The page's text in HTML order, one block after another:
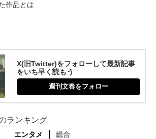
作品とは
X(旧Twitter)をフォローして最新記事
をいち早く読もう
週刊文春をフォロー
ランキング
エンタメ 総合